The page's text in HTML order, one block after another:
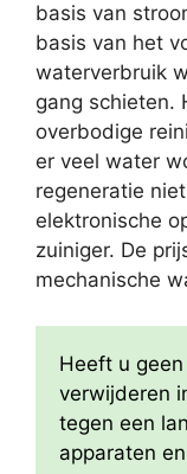
basis van
basis van het
waterverbruik
gang schieten.
overbodige
er veel water
regeneratie
elektronische
zuiniger. De
mechanische
Heeft u
verwijderen
tegen een
apparaten